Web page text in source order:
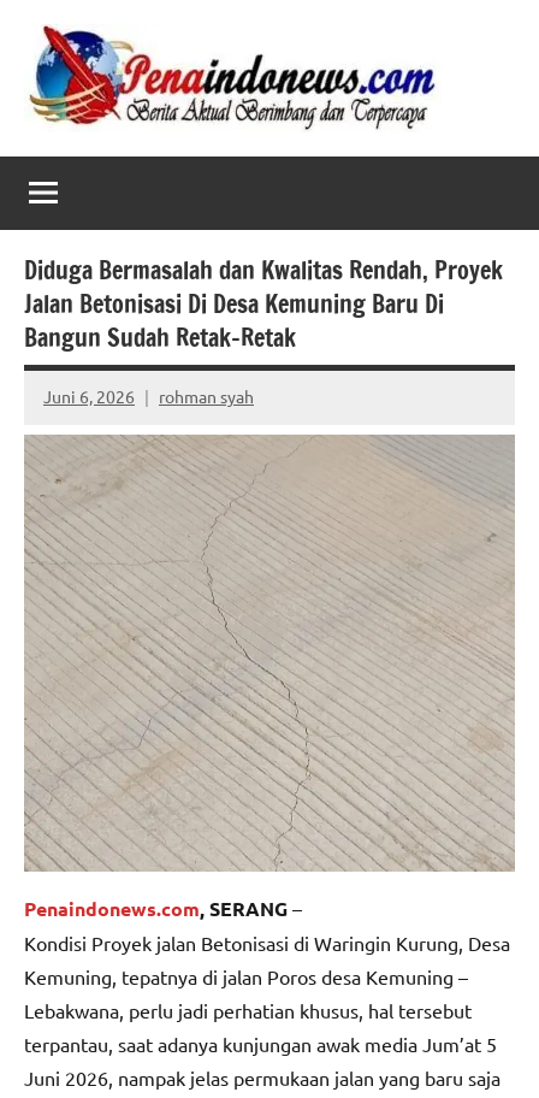
content
Diduga Bermasalah dan Kwalitas Rendah, Proyek
Jalan Betonisasi Di Desa Kemuning Baru Di
Bangun Sudah Retak-Retak
Juni 6, 2026 rohman syah
No
comments
Penaindonews.com, SERANG –
Kondisi Proyek jalan Betonisasi di Waringin Kurung, Desa
Kemuning, tepatnya di jalan Poros desa Kemuning –
Lebakwana, perlu jadi perhatian khusus, hal tersebut
terpantau, saat adanya kunjungan awak media Jum’at 5
Juni 2026, nampak jelas permukaan jalan yang baru saja